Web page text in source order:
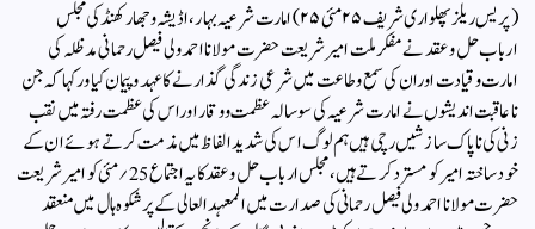
(پریس ریلز پھلواری شریف ۲۵ مئی ۲۵) امارت شرعیہ بہار،اڈیشہ وجھارکھنڈ کی مجلس
ارباب حل وعقد نے مفکرملت امیر شریعت حضرت مولانا احمد ولی فیصل رحمانی مدظلہ کی
امارت وقیادت اوران کی سمع وطاعت میں شرعی زندگی گذارنے کا عہد وپیمان کیا ورکہاکہ جن
ناعاقبت اندیشوں نے امارت شرعیہ کی سوسالہ عظمت ووقار اوراس کی عظمت رفتہ میں نقب
زنی کی ناپاک سازشیں رچی ہیں ہم لوگ اس کی شدید الفاظ میں مذمت کرتے ہوئے ان کے
خود ساختہ امیر کو مسترد کرتے ہیں، مجلس ارباب حل وعقد کا یہ اجتماع 25؍مئی کو امیر شریعت
حضرت مولانا احمد ولی فیصل رحمانی کی صدارت میں المعہدالعالی کے پرشکوہ ہال میں منعقد